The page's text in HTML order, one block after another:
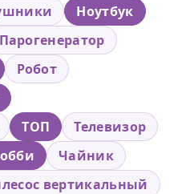
Ноутбук
Парогенератор
Робот
ТОП
Телевизор
Чайник
вертикальный